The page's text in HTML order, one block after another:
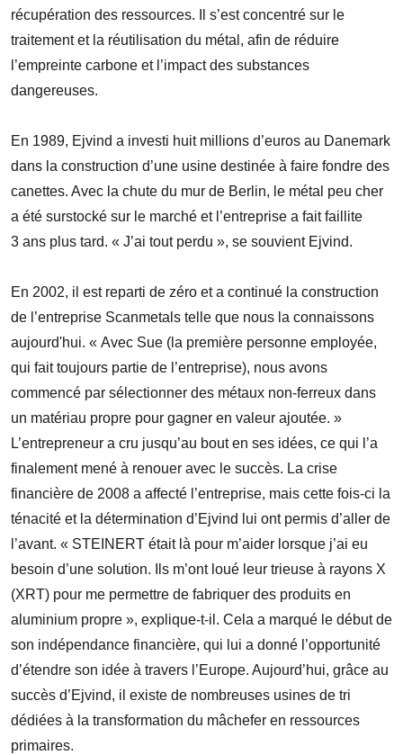
récupération des ressources. Il s’est concentré sur le
traitement et la réutilisation du métal, afin de réduire
l’empreinte carbone et l’impact des substances
dangereuses.
En 1989, Ejvind a investi huit millions d’euros au Danemark
dans la construction d’une usine destinée à faire fondre des
canettes. Avec la chute du mur de Berlin, le métal peu cher
a été surstocké sur le marché et l’entreprise a fait faillite
3 ans plus tard. « J’ai tout perdu », se souvient Ejvind.
En 2002, il est reparti de zéro et a continué la construction
de l’entreprise Scanmetals telle que nous la connaissons
aujourd'hui. « Avec Sue (la première personne employée,
qui fait toujours partie de l’entreprise), nous avons
commencé par sélectionner des métaux non-ferreux dans
un matériau propre pour gagner en valeur ajoutée. »
L’entrepreneur a cru jusqu’au bout en ses idées, ce qui l’a
finalement mené à renouer avec le succès. La crise
financière de 2008 a affecté l’entreprise, mais cette fois-ci la
ténacité et la détermination d’Ejvind lui ont permis d’aller de
l’avant. « STEINERT était là pour m’aider lorsque j’ai eu
besoin d’une solution. Ils m’ont loué leur trieuse à rayons X
(XRT) pour me permettre de fabriquer des produits en
aluminium propre », explique-t-il. Cela a marqué le début de
son indépendance financière, qui lui a donné l’opportunité
d’étendre son idée à travers l’Europe. Aujourd’hui, grâce au
succès d’Ejvind, il existe de nombreuses usines de tri
dédiées à la transformation du mâchefer en ressources
primaires.